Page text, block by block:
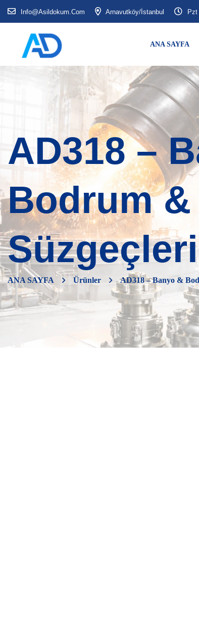
Info@asildokum.com Arnavutköy/İstanbul
ANA SAYFA
AD318 –
Bodrum
Süzgeçleri
ANA SAYFA Ürünler AD318 – Banyo &